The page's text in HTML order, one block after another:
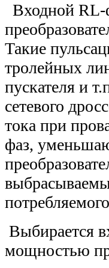
Входной RL-
Такие
тролейных
пускателя и
сетевого
тока при
фаз,
Выбирается
мощностью